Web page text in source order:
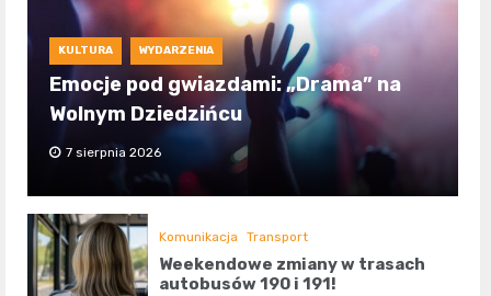
KULTURA WYDARZENIA
Emocje pod gwiazdami: „Drama” na
Wolnym Dziedzińcu
7 sierpnia 2026
Komunikacja Transport
Weekendowe zmiany w trasach
autobusów 190 i 191!